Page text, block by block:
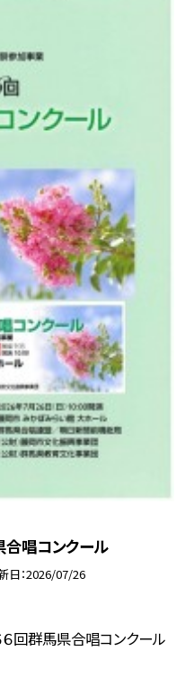
合唱コンクール
日 2026/07/26
６回群馬県合唱コンクール